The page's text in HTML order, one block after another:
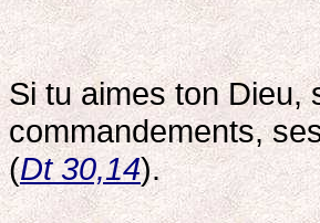
Si tu aimes ton Dieu,
commandements,
(Dt 30,14).